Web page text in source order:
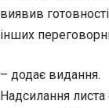
виявив
інших
– додає видання.
Надсилання